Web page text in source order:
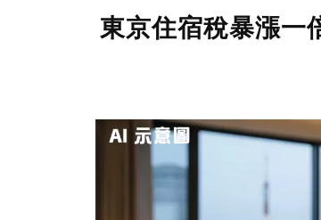
東京住宿稅暴漲一